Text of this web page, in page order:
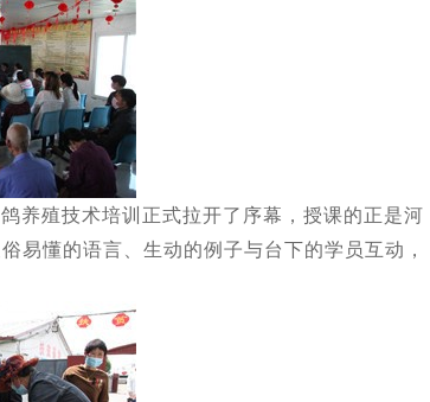
殖技术培训正式拉开了序幕，授课的正是河
易懂的语言、生动的例子与台下的学员互动，